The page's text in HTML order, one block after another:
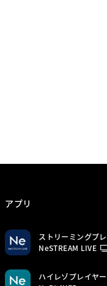
アプリ
ストリーミングプ
NeSTREAM LIVE
ハイレゾプレイヤー